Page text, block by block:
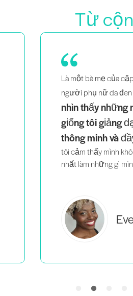
Từ
Là một bà mẹ của
người phụ nữ da đen
nhìn thấy những
giống tôi giảng
thông minh và
tôi cảm thấy mình
nhất làm những gì